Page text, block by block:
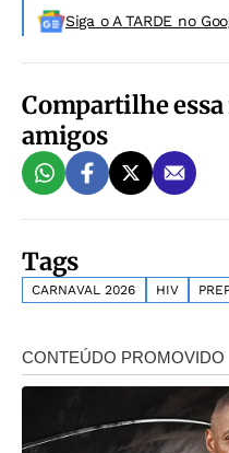
Siga o A TARDE no
Compartilhe
amigos
Tags
CARNAVAL 2026 HIV